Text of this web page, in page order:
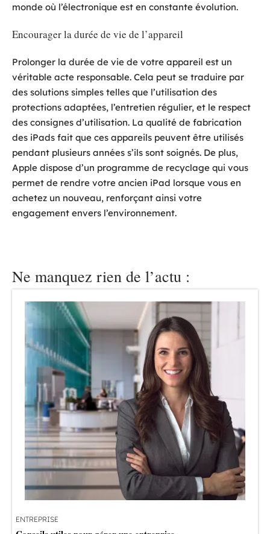
monde où l’électronique est en constante évolution.
Encourager la durée de vie de l’appareil
Prolonger la durée de vie de votre appareil est un
véritable acte responsable. Cela peut se traduire par
des solutions simples telles que l’utilisation des
protections adaptées, l’entretien régulier, et le respect
des consignes d’utilisation. La qualité de fabrication
des iPads fait que ces appareils peuvent être utilisés
pendant plusieurs années s’ils sont soignés. De plus,
Apple dispose d’un programme de recyclage qui vous
permet de rendre votre ancien iPad lorsque vous en
achetez un nouveau, renforçant ainsi votre
engagement envers l’environnement.
Ne manquez rien de l’actu :
ENTREPRISE